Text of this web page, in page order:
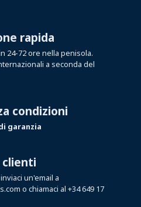
rapida
24-72 ore nella penisola.
a seconda del
condizioni
garanzia
clienti
un'email a
o chiamaci al +34 649 17